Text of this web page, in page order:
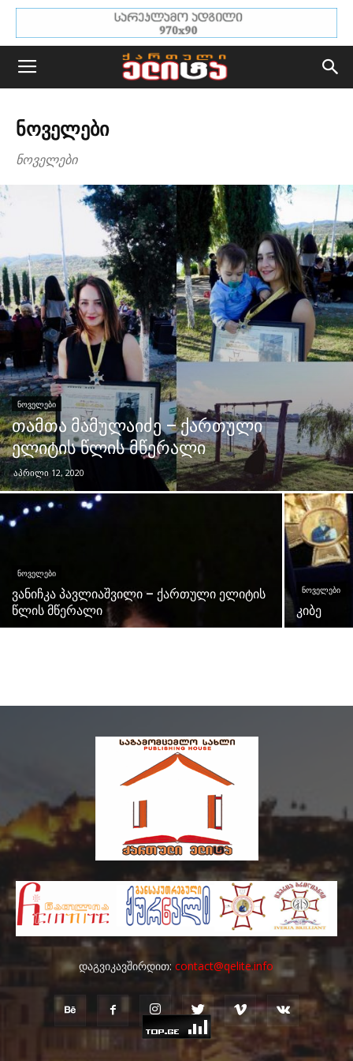
ᲜᲝᲕᲔᲚᲔᲑᲘ
ნოველები
ᲜᲝᲕᲔᲚᲔᲑᲘ
თამთა მამულაიძე – ქართული
ელიტის წლის მწერალი
აპრილი 12, 2020
ᲜᲝᲕᲔᲚᲔᲑᲘ
ვანიჩკა პავლიაშვილი – ქართული ელიტის
წლის მწერალი
ᲜᲝᲕᲔᲚᲔᲑᲘ
კიბე
დაგვიკავშირდით:contact@qelite.info